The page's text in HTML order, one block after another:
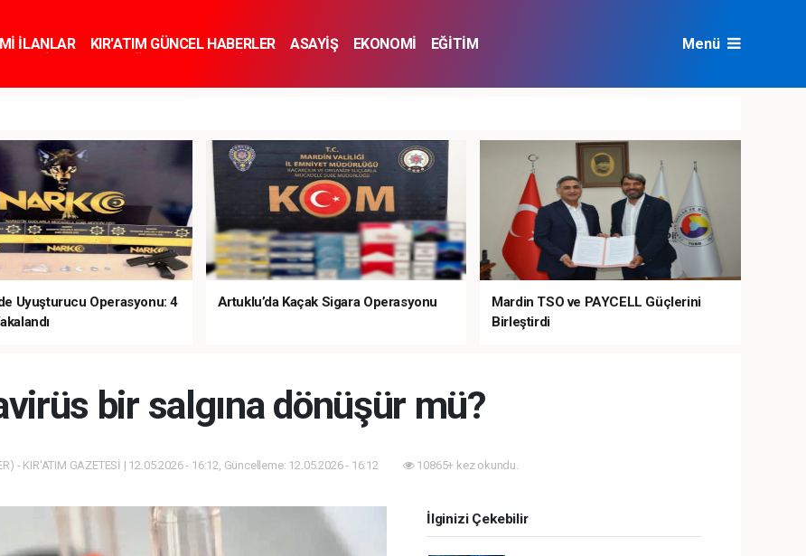
İLANLAR KIR'ATIM GÜNCEL HABERLER ASAYİŞ EKONOMİ
EĞİTİM
Menü
Uyuşturucu Operasyonu: 4
Artuklu’da Kaçak Sigara Operasyonu
Mardin TSO ve PAYCELL Güçlerini
Birleştirdi
bir salgına dönüşür mü?
- KIR'ATIM GAZETESİ | 12.05.2026 - 16:12, Güncelleme: 12.05.2026 - 16:12 10865+ kez okundu.
İlginizi Çekebilir